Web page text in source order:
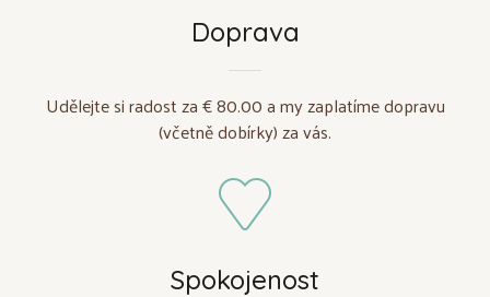
Doprava
Udělejte si radost za € 80.00 a my zaplatíme dopravu
(včetně dobírky) za vás.
Spokojenost